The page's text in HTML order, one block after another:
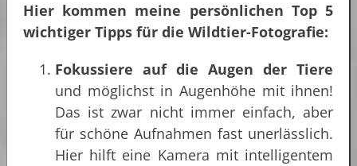
Hier kommen meine persönlichen Top 5
wichtiger Tipps für die Wildtier-Fotografie:
Fokussiere auf die Augen der Tiere
und möglichst in Augenhöhe mit ihnen!
Das ist zwar nicht immer einfach, aber
für schöne Aufnahmen fast unerlässlich.
Hier hilft eine Kamera mit intelligentem